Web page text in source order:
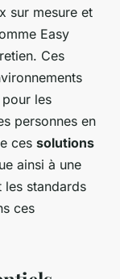
sur mesure et
Easy
Ces
les
personnes en
ces solutions
ainsi à une
standards
ces